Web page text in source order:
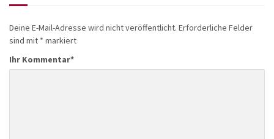
Deine E-Mail-Adresse wird nicht veröffentlicht. Erforderliche Felder
sind mit * markiert
Ihr Kommentar*